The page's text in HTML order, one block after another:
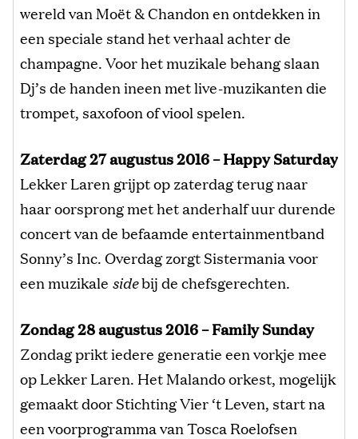
wereld van Moët & Chandon en ontdekken in
een speciale stand het verhaal achter de
champagne. Voor het muzikale behang slaan
Dj’s de handen ineen met live-muzikanten die
trompet, saxofoon of viool spelen.
Zaterdag 27 augustus 2016 – Happy Saturday
Lekker Laren grijpt op zaterdag terug naar
haar oorsprong met het anderhalf uur durende
concert van de befaamde entertainmentband
Sonny’s Inc. Overdag zorgt Sistermania voor
een muzikale sidebij de chefsgerechten.
Zondag 28 augustus 2016 – Family Sunday
Zondag prikt iedere generatie een vorkje mee
op Lekker Laren. Het Malando orkest, mogelijk
gemaakt door Stichting Vier ‘t Leven, start na
een voorprogramma van Tosca Roelofsen